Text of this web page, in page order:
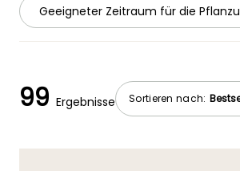
Geeigneter Zeitraum für die
Sortieren nach:
99 Ergebnisse